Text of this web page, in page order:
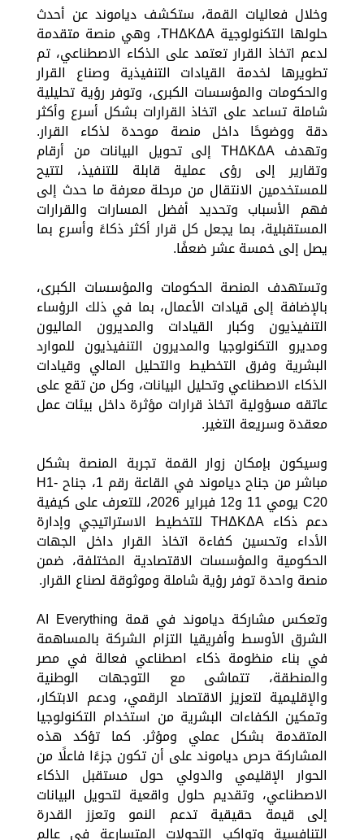
وخلال فعاليات القمة، ستكشف دياموند عن أحدث
حلولها التكنولوجية THΔKΔA، وهي منصة متقدمة
لدعم اتخاذ القرار تعتمد على الذكاء الاصطناعي، تم
تطويرها لخدمة القيادات التنفيذية وصناع القرار
والحكومات والمؤسسات الكبرى، وتوفر رؤية تحليلية
شاملة تساعد على اتخاذ القرارات بشكل أسرع وأكثر
دقة ووضوحًا داخل منصة موحدة لذكاء القرار.
وتهدف THΔKΔA إلى تحويل البيانات من أرقام
وتقارير إلى رؤى عملية قابلة للتنفيذ، لتتيح
للمستخدمين الانتقال من مرحلة معرفة ما حدث إلى
فهم الأسباب وتحديد أفضل المسارات والقرارات
المستقبلية، بما يجعل كل قرار أكثر ذكاءً وأسرع بما
يصل إلى خمسة عشر ضعفًا.
وتستهدف المنصة الحكومات والمؤسسات الكبرى،
بالإضافة إلى قيادات الأعمال، بما في ذلك الرؤساء
التنفيذيون وكبار القيادات والمديرون الماليون
ومديرو التكنولوجيا والمديرون التنفيذيون للموارد
البشرية وفرق التخطيط والتحليل المالي وقيادات
الذكاء الاصطناعي وتحليل البيانات، وكل من تقع على
عاتقه مسؤولية اتخاذ قرارات مؤثرة داخل بيئات عمل
معقدة وسريعة التغير.
وسيكون بإمكان زوار القمة تجربة المنصة بشكل
مباشر من جناح دياموند في القاعة رقم 1، جناح H1-
C20 يومي 11 و12 فبراير 2026، للتعرف على كيفية
دعم ذكاء THΔKΔA للتخطيط الاستراتيجي وإدارة
الأداء وتحسين كفاءة اتخاذ القرار داخل الجهات
الحكومية والمؤسسات الاقتصادية المختلفة، ضمن
منصة واحدة توفر رؤية شاملة وموثوقة لصناع القرار.
وتعكس مشاركة دياموند في قمة AI Everything
الشرق الأوسط وأفريقيا التزام الشركة بالمساهمة
في بناء منظومة ذكاء اصطناعي فعالة في مصر
والمنطقة، تتماشى مع التوجهات الوطنية
والإقليمية لتعزيز الاقتصاد الرقمي، ودعم الابتكار،
وتمكين الكفاءات البشرية من استخدام التكنولوجيا
المتقدمة بشكل عملي ومؤثر. كما تؤكد هذه
المشاركة حرص دياموند على أن تكون جزءًا فاعلًا من
الحوار الإقليمي والدولي حول مستقبل الذكاء
الاصطناعي، وتقديم حلول واقعية لتحويل البيانات
إلى قيمة حقيقية تدعم النمو وتعزز القدرة
التنافسية وتواكب التحولات المتسارعة في عالم